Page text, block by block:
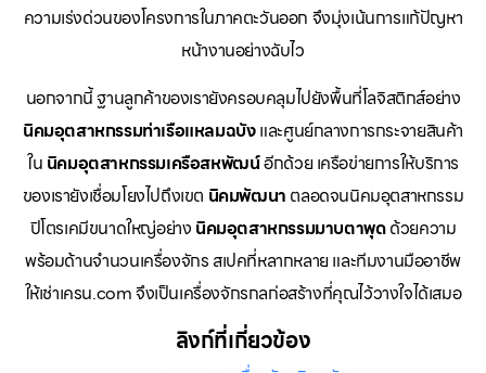
ความเร่งด่วนของโครงการในภาคตะวันออก จึงมุ่งเน้นการแก้ปัญหา
หน้างานอย่างฉับไว
นอกจากนี้ ฐานลูกค้าของเรายังครอบคลุมไปยังพื้นที่โลจิสติกส์อย่าง
นิคมอุตสาหกรรมท่าเรือแหลมฉบังและศูนย์กลางการกระจายสินค้า
ใน นิคมอุตสาหกรรมเครือสหพัฒน์อีกด้วย เครือข่ายการให้บริการ
ของเรายังเชื่อมโยงไปถึงเขต นิคมพัฒนา ตลอดจนนิคมอุตสาหกรรม
ปิโตรเคมีขนาดใหญ่อย่าง นิคมอุตสาหกรรมมาบตาพุดด้วยความ
พร้อมด้านจำนวนเครื่องจักร สเปคที่หลากหลาย และทีมงานมืออาชีพ
ให้เช่าเครน.com จึงเป็นเครื่องจักรกลก่อสร้างที่คุณไว้วางใจได้เสมอ
ลิงก์ที่เกี่ยวข้อง